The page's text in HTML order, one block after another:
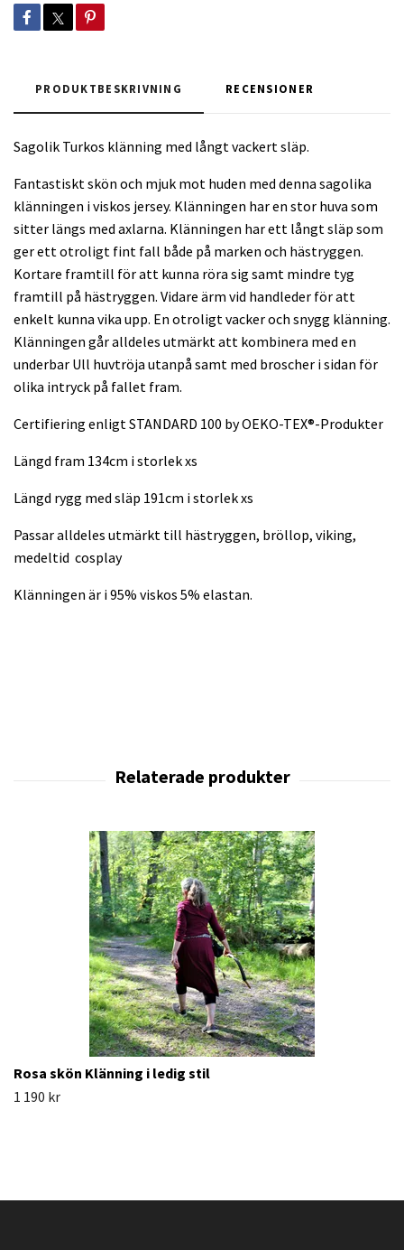
PRODUKTBESKRIVNING RECENSIONER
Sagolik Turkos klänning med långt vackert släp.
Fantastiskt skön och mjuk mot huden med denna sagolika
klänningen i viskos jersey. Klänningen har en stor huva som
sitter längs med axlarna. Klänningen har ett långt släp som
ger ett otroligt fint fall både på marken och hästryggen.
Kortare framtill för att kunna röra sig samt mindre tyg
framtill på hästryggen. Vidare ärm vid handleder för att
enkelt kunna vika upp. En otroligt vacker och snygg klänning.
Klänningen går alldeles utmärkt att kombinera med en
underbar Ull huvtröja utanpå samt med broscher i sidan för
olika intryck på fallet fram.
Certifiering enligt STANDARD 100 by OEKO-TEX®-Produkter
Längd fram 134cm i storlek xs
Längd rygg med släp 191cm i storlek xs
Passar alldeles utmärkt till hästryggen, bröllop, viking,
medeltid cosplay
Klänningen är i 95% viskos 5% elastan.
Rosa skön Klänning i ledig stil
1 190 kr